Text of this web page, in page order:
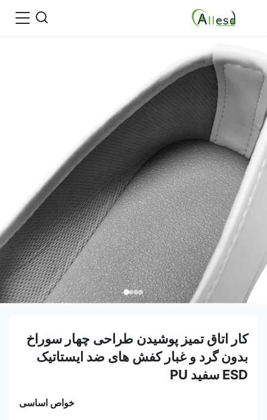
کار اتاق تمیز پوشیدن طراحی چهار سوراخ
بدون گرد و غبار کفش های ضد ایستاتیک
ESD سفید PU
خواص اساسی